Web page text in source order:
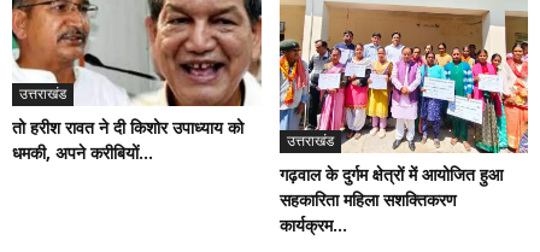
उत्तराखंड
तो हरीश रावत ने दी किशोर उपाध्याय को
धमकी, अपने करीबियों...
उत्तराखंड
गढ़वाल के दुर्गम क्षेत्रों में आयोजित हुआ
सहकारिता महिला सशक्तिकरण
कार्यक्रम...